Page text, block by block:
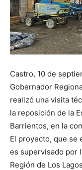
Castro, 10 de
Gobernador
realizó una visita
la reposición de la
Barrientos, en la
El proyecto, que se
es supervisado por
Región de Los